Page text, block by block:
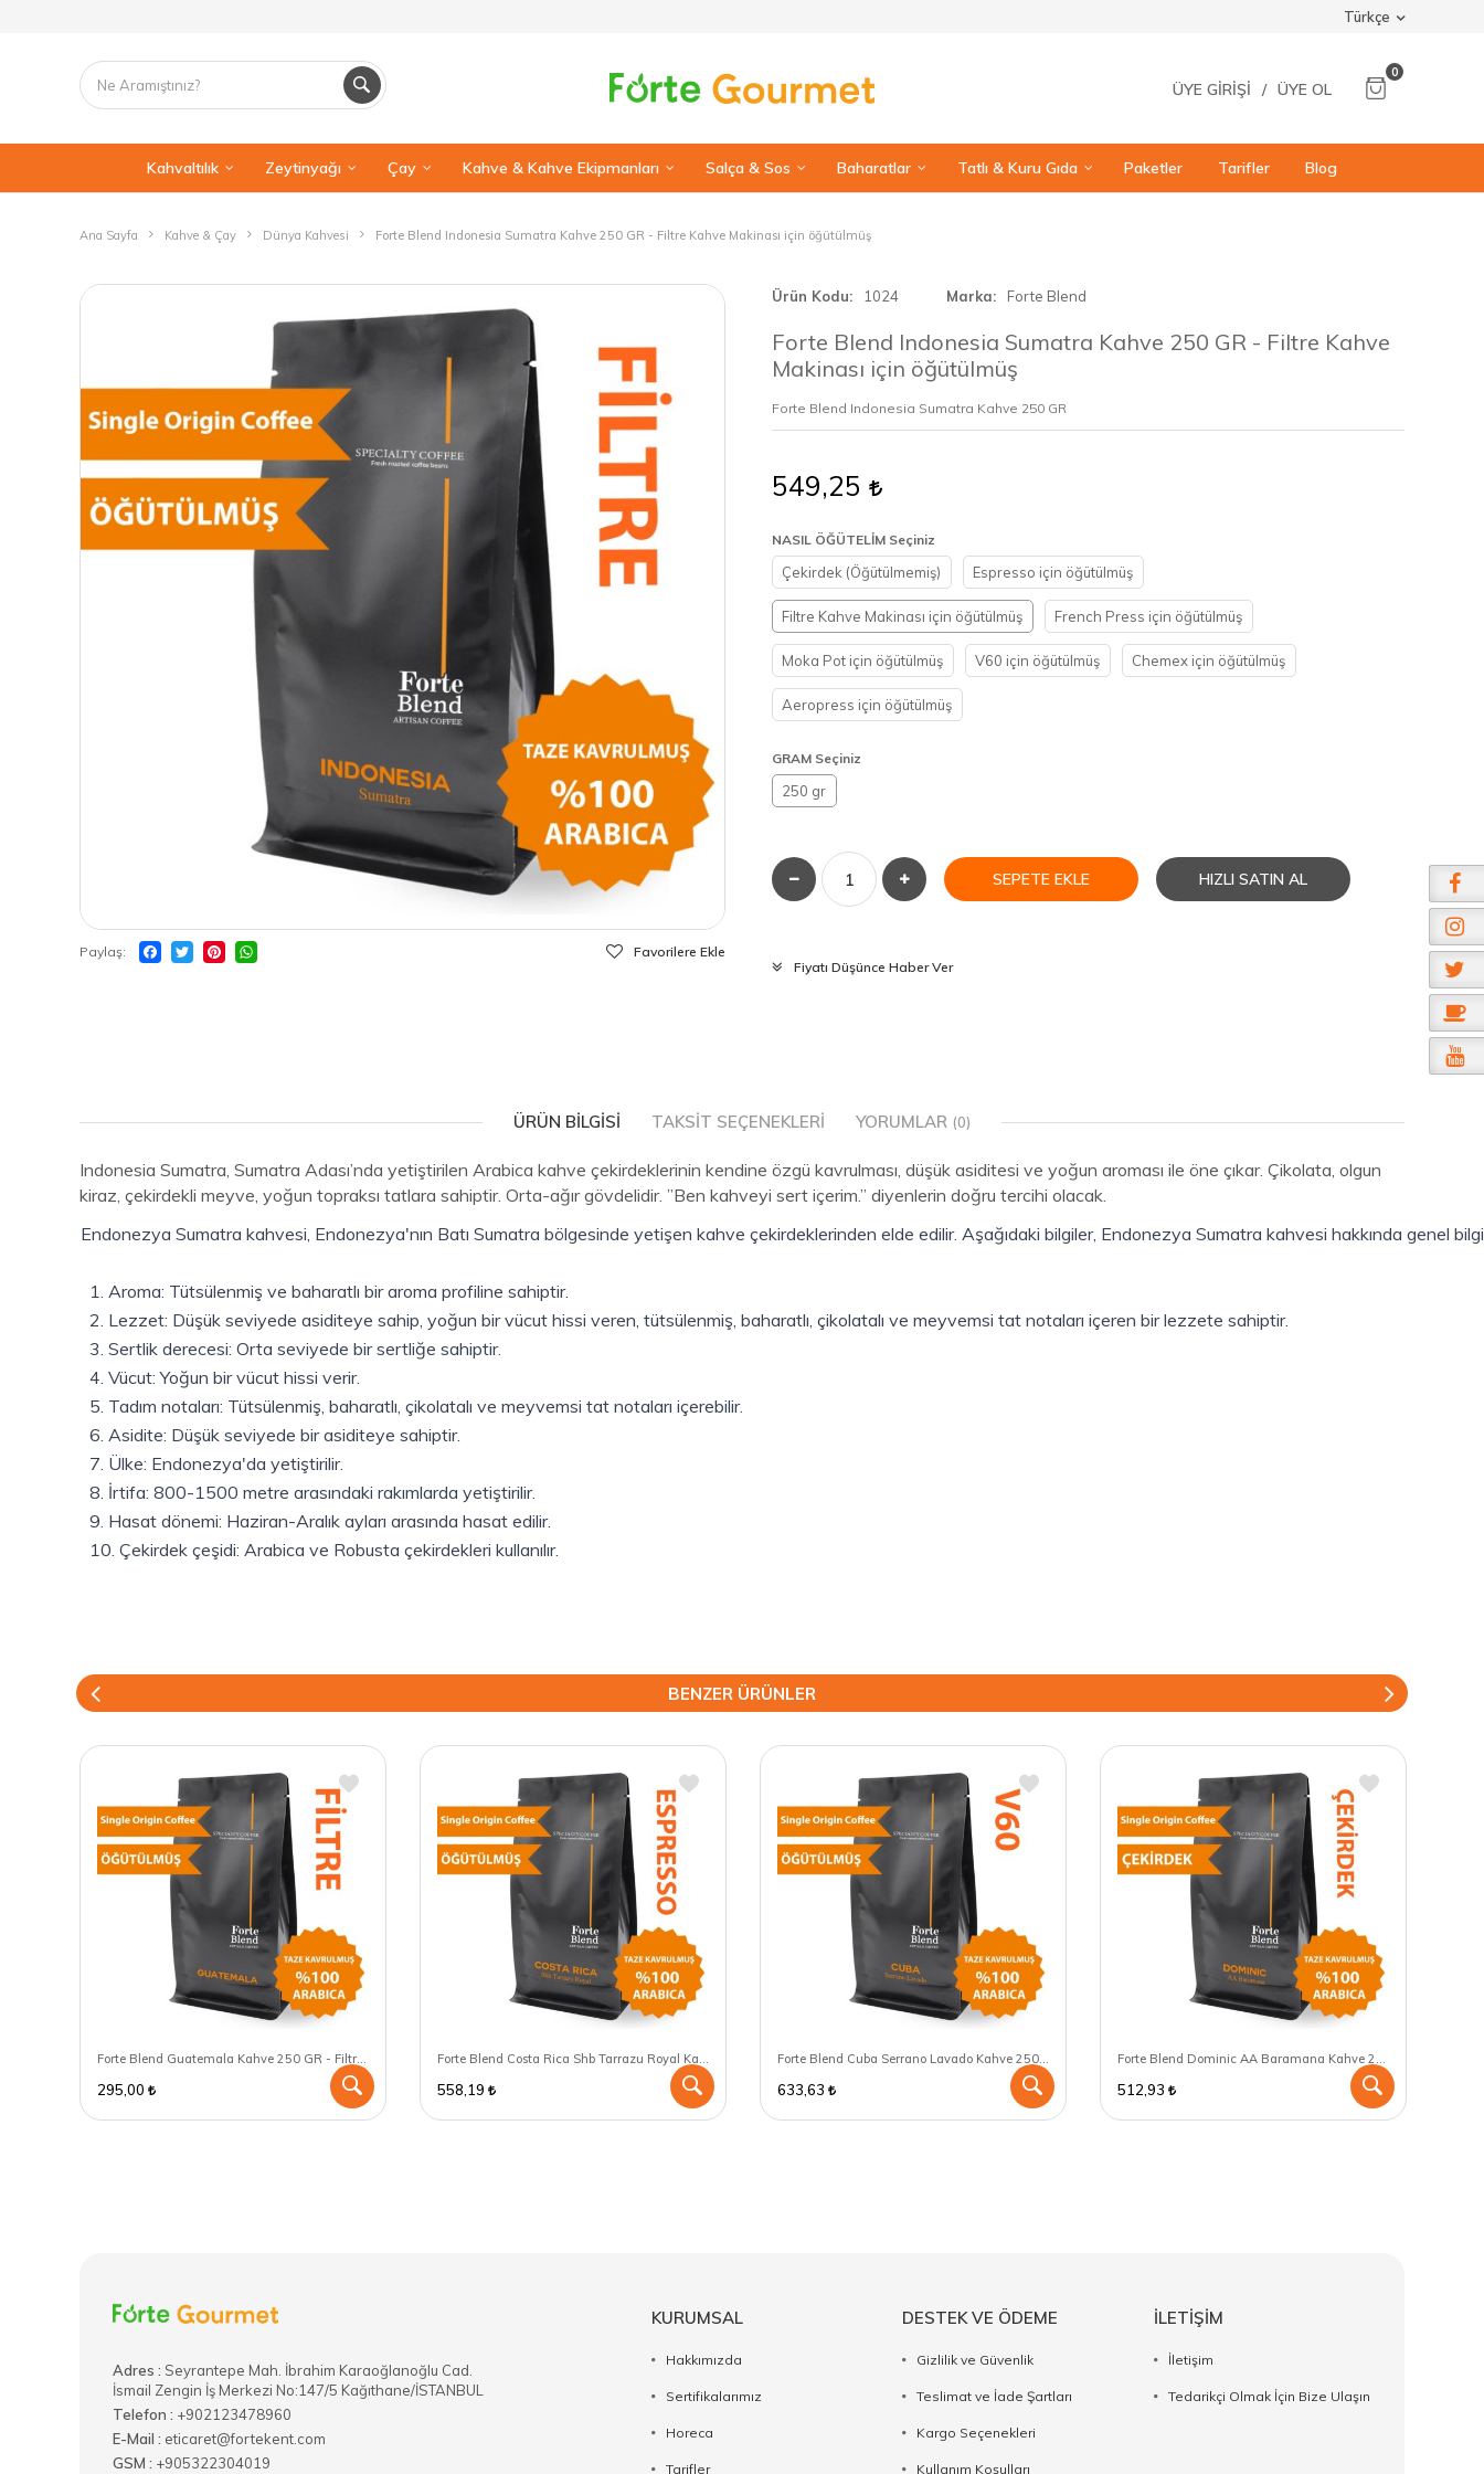
Türkçe
ÜYE GIRIŞI / ÜYE OL
0
Kahvaltılık Zeytinyağı Çay Kahve & Kahve Ekipmanları Salça & Sos Baharatlar Tatlı & Kuru Gıda Paketler Tarifler Blog
Ana Sayfa Kahve & Çay Dünya Kahvesi Forte Blend Indonesia Sumatra Kahve 250 GR - Filtre Kahve Makinası için öğütülmüş
Paylaş Favorilere Ekle
Ürün Kodu 1024 Marka Forte Blend
Forte Blend Indonesia Sumatra Kahve 250 GR - Filtre Kahve
Makinası için öğütülmüş
Forte Blend Indonesia Sumatra Kahve 250 GR
549,25
NASIL ÖĞÜTELİM Seçiniz
Çekirdek (Öğütülmemiş) Espresso için öğütülmüş
Filtre Kahve Makinası için öğütülmüş French Press için öğütülmüş
Moka Pot için öğütülmüş V60 için öğütülmüş Chemex için öğütülmüş
Aeropress için öğütülmüş
GRAM Seçiniz
250 gr
SEPETE EKLE HIZLI SATIN AL
Fiyatı Düşünce Haber Ver
ÜRÜN BILGISI TAKSIT SEÇENEKLERI YORUMLAR (0)
Indonesia Sumatra, Sumatra Adası’nda yetiştirilen Arabica kahve çekirdeklerinin kendine özgü kavrulması, düşük asiditesi ve yoğun aroması ile öne çıkar. Çikolata, olgun
kiraz, çekirdekli meyve, yoğun topraksı tatlara sahiptir. Orta-ağır gövdelidir. ”Ben kahveyi sert içerim.” diyenlerin doğru tercihi olacak.
Endonezya Sumatra kahvesi, Endonezya'nın Batı Sumatra bölgesinde yetişen kahve çekirdeklerinden elde edilir. Aşağıdaki bilgiler, Endonezya Sumatra kahvesi hakkında genel
1. Aroma: Tütsülenmiş ve baharatlı bir aroma profiline sahiptir.
2. Lezzet: Düşük seviyede asiditeye sahip, yoğun bir vücut hissi veren, tütsülenmiş, baharatlı, çikolatalı ve meyvemsi tat notaları içeren bir lezzete sahiptir.
3. Sertlik derecesi: Orta seviyede bir sertliğe sahiptir.
4. Vücut: Yoğun bir vücut hissi verir.
5. Tadım notaları: Tütsülenmiş, baharatlı, çikolatalı ve meyvemsi tat notaları içerebilir.
6. Asidite: Düşük seviyede bir asiditeye sahiptir.
7. Ülke: Endonezya'da yetiştirilir.
8. İrtifa: 800-1500 metre arasındaki rakımlarda yetiştirilir.
9. Hasat dönemi: Haziran-Aralık ayları arasında hasat edilir.
10. Çekirdek çeşidi: Arabica ve Robusta çekirdekleri kullanılır.
BENZER ÜRÜNLER
Forte Blend Guatemala Kahve 250 GR - Filtre Kahve Makinası için öğütülmüş
295,00
Forte Blend Costa Rica Shb Tarrazu Royal Kahve 250 GR - Espresso için öğütülmüş
558,19
Forte Blend Cuba Serrano Lavado Kahve 250 GR - V60 için öğütülmüş
633,63
Forte Blend Dominic AA Baramana Kahve 250 GR - Çekirdek (Öğütülmemiş)
512,93
Adres : ​Seyrantepe Mah. İbrahim Karaoğlanoğlu Cad.
İsmail Zengin İş Merkezi No:147/5 Kağıthane/İSTANBUL
Telefon : +902123478960
E-Mail : eticaret@fortekent.com
GSM : +905322304019
KURUMSAL
Hakkımızda
Sertifikalarımız
Horeca
Tarifler
DESTEK VE ÖDEME
Gizlilik ve Güvenlik
Teslimat ve İade Şartları
Kargo Seçenekleri
Kullanım Koşulları
İLETİŞİM
İletişim
Tedarikçi Olmak İçin Bize Ulaşın